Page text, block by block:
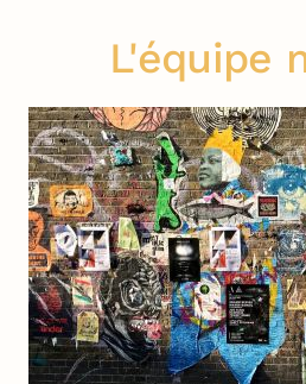
L'équipe